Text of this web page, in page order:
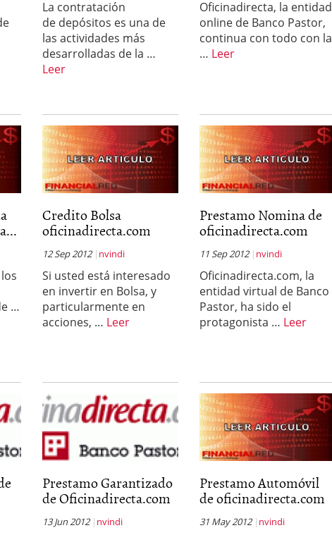
pedir? 09/01/2026
La contratación
de depósitos es una de
las actividades más
desarrolladas de la …
Leer
Oficinadirecta, la entidad
online de Banco Pastor,
continua con todo con la
… Leer
…
Credito Bolsa
oficinadirecta.com
12 Sep 2012 nvindi
Si usted está interesado
en invertir en Bolsa, y
particularmente en
acciones, … Leer
Prestamo Nomina de
oficinadirecta.com
11 Sep 2012 nvindi
Oficinadirecta.com, la
entidad virtual de Banco
Pastor, ha sido el
protagonista … Leer
Prestamo Garantizado
de Oficinadirecta.com
13 Jun 2012 nvindi
Prestamo Automóvil
de oficinadirecta.com
31 May 2012 nvindi